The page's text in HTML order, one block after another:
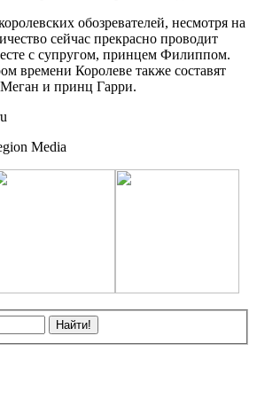
обозревателей, несмотря на
сейчас прекрасно проводит
с супругом, принцем Филиппом.
времени Королеве также составят
и принц Гарри.
Media